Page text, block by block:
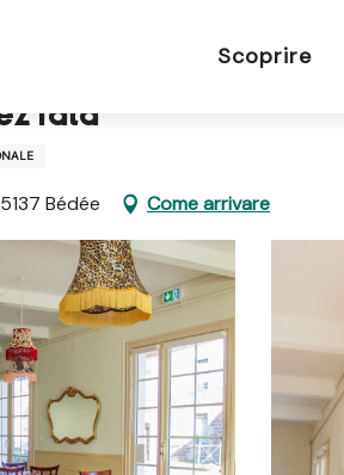
Scoprire
Tata
Bédée Come arrivare